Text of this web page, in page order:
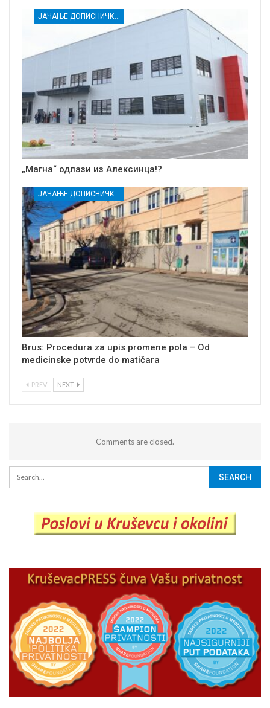
ЈАЧАЊЕ ДОПИСНИЧКЕ МРЕЖЕ НЕЗАВИСНИХ МЕДИЈА У РАСИНСКОМ ОКРУГУ
„Магна“ одлази из Алексинца!?
ЈАЧАЊЕ ДОПИСНИЧКЕ МРЕЖЕ НЕЗАВИСНИХ МЕДИЈА У РАСИНСКОМ ОКРУГУ
Brus: Procedura za upis promene pola – Od
medicinske potvrde do matičara
PREV NEXT
Comments are closed.